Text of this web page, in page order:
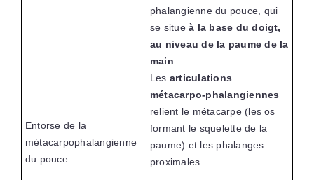
Entorse de la
métacarpophalangienne
du pouce
phalangienne du pouce, qui
se situeà la base du doigt,
au niveau de la paume de la
main
Les articulations
métacarpo-phalangiennes
relient le métacarpe (les os
formant le squelette de la
paume) et les phalanges
proximales.